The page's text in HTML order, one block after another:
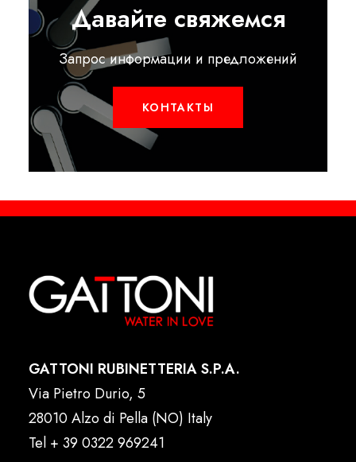
Давайте свяжемся
Запрос информации и предложений
КОНТАКТЫ
GATTONI RUBINETTERIA S.P.A.
Via Pietro Durio, 5
28010 Alzo di Pella (NO) Italy
Tel + 39 0322 969241